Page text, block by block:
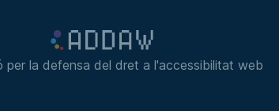
per la defensa del dret a l'accessibilitat web